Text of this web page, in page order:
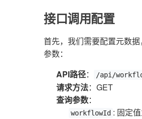
接口调用配置
首先，我们需要配置元数
参数：
API路径： /api/
请求方法：GET
查询参数：
workflowId : 固定